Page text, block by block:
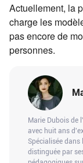
Actuellement, la
charge les
pas encore de
personnes.
Marie Dubois de
avec huit ans
Spécialisée
distinguée par